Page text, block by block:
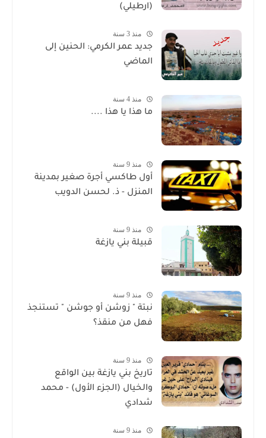
(ارطيلي)
منذ 3 سنة
جديد عمر الكرمي: الحنين إلى
الماضي
منذ 4 سنة
ما هذا يا هذا ....
منذ 9 سنة
أول طاكسي أجرة صغير بمدينة
المنزل - ذ. لحسن الدويب
منذ 9 سنة
قبيلة بني يازغة
منذ 9 سنة
نبتة " زوشن أو جوشن " تستنجذ
فهل من منقذ؟
منذ 9 سنة
تاريخ بني يازغة بين الواقع
والخيال (الجزء الأول) - محمد
شدادي
منذ 9 سنة